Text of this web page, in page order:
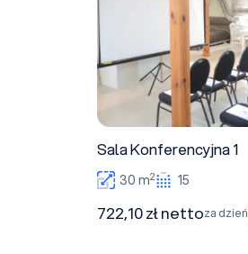
Sala Konferencyjna 1
30 m2 15
722,10 zł nettoza dzień